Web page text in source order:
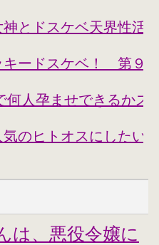
神とドスケベ天界性活
キードスケベ！ 第９
何人孕ませできるか
気のヒトオスにしたい
は、悪役令嬢に